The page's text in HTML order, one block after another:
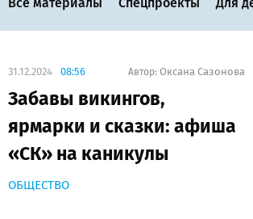
31.12.2024 08:56 Автор: Оксана Сазонова
Забавы викингов,
ярмарки и сказки: афиша
«СК» на каникулы
ОБЩЕСТВО